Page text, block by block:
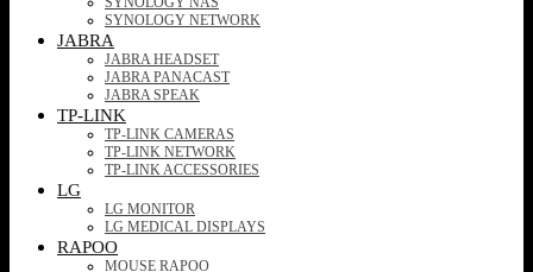
SYNOLOGY NETWORK
JABRA
JABRA HEADSET
JABRA PANACAST
JABRA SPEAK
TP-LINK
TP-LINK CAMERAS
TP-LINK NETWORK
TP-LINK ACCESSORIES
LG
LG MONITOR
LG MEDICAL DISPLAYS
RAPOO
MOUSE RAPOO